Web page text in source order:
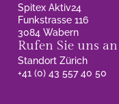
Spitex Aktiv24
Funkstrasse 116
3084 Wabern
Rufen Sie uns an
Standort Zürich
+41 (0) 43 557 40 50